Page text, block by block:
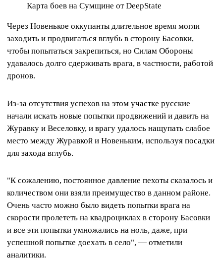
Карта боев на Сумщине от DeepState
Через Новенькое оккупанты длительное время могли
заходить и продвигаться вглубь в сторону Басовки,
чтобы попытаться закрепиться, но Силам Обороны
удавалось долго сдерживать врага, в частности, работой
дронов.
Из-за отсутствия успехов на этом участке русские
начали искать новые попытки продвижений и давить на
Журавку и Веселовку, и врагу удалось нащупать слабое
место между Журавкой и Новеньким, используя посадки
для захода вглубь.
"К сожалению, постоянное давление пехоты сказалось и
количеством они взяли преимущество в данном районе.
Очень часто можно было видеть попытки врага на
скорости пролететь на квадроциклах в сторону Басовки
и все эти попытки умножались на ноль, даже, при
успешной попытке доехать в село", — отметили
аналитики.